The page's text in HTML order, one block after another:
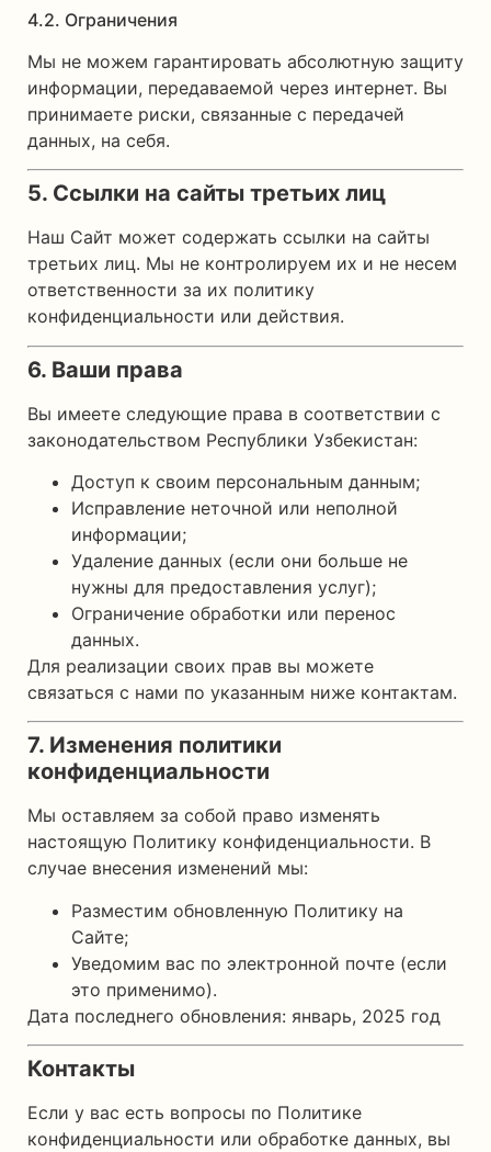
4.2. Ограничения
Мы не можем гарантировать абсолютную защиту
информации, передаваемой через интернет. Вы
принимаете риски, связанные с передачей
данных, на себя.
5. Ссылки на сайты третьих лиц
Наш Сайт может содержать ссылки на сайты
третьих лиц. Мы не контролируем их и не несем
ответственности за их политику
конфиденциальности или действия.
6. Ваши права
Вы имеете следующие права в соответствии с
законодательством Республики Узбекистан:
Доступ к своим персональным данным;
Исправление неточной или неполной
информации;
Удаление данных (если они больше не
нужны для предоставления услуг);
Ограничение обработки или перенос
данных.
Для реализации своих прав вы можете
связаться с нами по указанным ниже контактам.
7. Изменения политики
конфиденциальности
Мы оставляем за собой право изменять
настоящую Политику конфиденциальности. В
случае внесения изменений мы:
Разместим обновленную Политику на
Сайте;
Уведомим вас по электронной почте (если
это применимо).
Дата последнего обновления: январь, 2025 год
Контакты
Если у вас есть вопросы по Политике
конфиденциальности или обработке данных, вы